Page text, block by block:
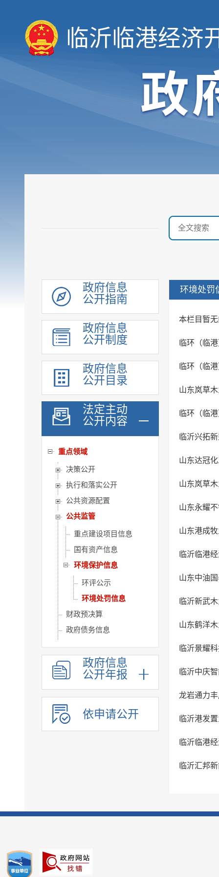
临沂临港经济
政府信息
公开指南
政府信息
公开制度
政府信息
公开目录
法定主动
公开内容
履职依据
规划计划
财政预算决算
政府集中采购
重大建设项目
安全生产领域信息
人事信息
重点领域
决策公开
执行和落实公开
公共资源配置
公共监管
重点建设项目信息
国有资产信息
环境保护信息
环评公示
环境处罚信息
财政预决算
政府债务信息
审计信息
统计信息
公共企业事业单位信息
政府信息
公开年报
依申请公开
环境处罚
本栏目暂
临环（临
临环（临
山东岚草
临环（临
临沂兴拓
山东达冠
山东岚草
山东永耀
山东港成
临沂临港
山东中油
临沂新武
山东鹤洋
临沂景耀
临沂中庆
龙岩通力
临沂港发
临沂临港
临沂汇邦